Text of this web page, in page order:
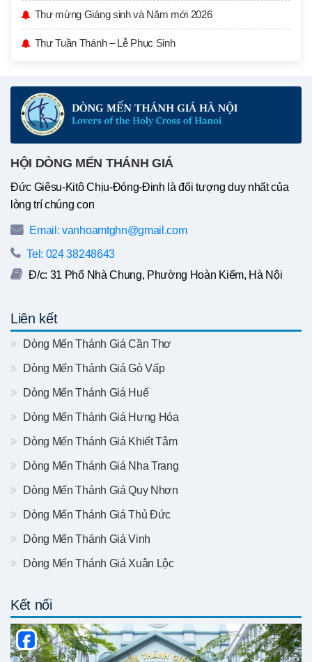
Thư mừng Giáng sinh và Năm mới 2026
Thư Tuần Thánh – Lễ Phục Sinh
HỘI DÒNG MẾN THÁNH GIÁ
Đức Giêsu-Kitô Chịu-Đóng-Đinh là đối tượng duy nhất của
lòng trí chúng con
Email: vanhoamtghn@gmail.com
Tel: 024 38248643
Đ/c: 31 Phố Nhà Chung, Phường Hoàn Kiếm, Hà Nội
Liên kết
Dòng Mến Thánh Giá Cần Thơ
Dòng Mến Thánh Giá Gò Vấp
Dòng Mến Thánh Giá Huế
Dòng Mến Thánh Giá Hưng Hóa
Dòng Mến Thánh Giá Khiết Tâm
Dòng Mến Thánh Giá Nha Trang
Dòng Mến Thánh Giá Quy Nhơn
Dòng Mến Thánh Giá Thủ Đức
Dòng Mến Thánh Giá Vinh
Dòng Mến Thánh Giá Xuân Lộc
Kết nối